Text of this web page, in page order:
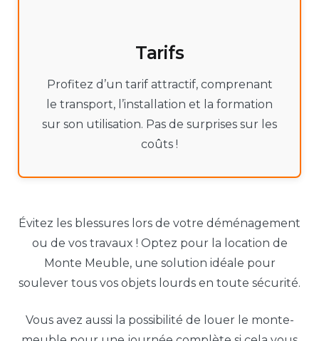
Tarifs
Profitez d’un tarif attractif, comprenant
le transport, l’installation et la formation
sur son utilisation. Pas de surprises sur les
coûts !
Évitez les blessures lors de votre déménagement
ou de vos travaux ! Optez pour la location de
Monte Meuble, une solution idéale pour
soulever tous vos objets lourds en toute sécurité.
Vous avez aussi la possibilité de louer le monte-